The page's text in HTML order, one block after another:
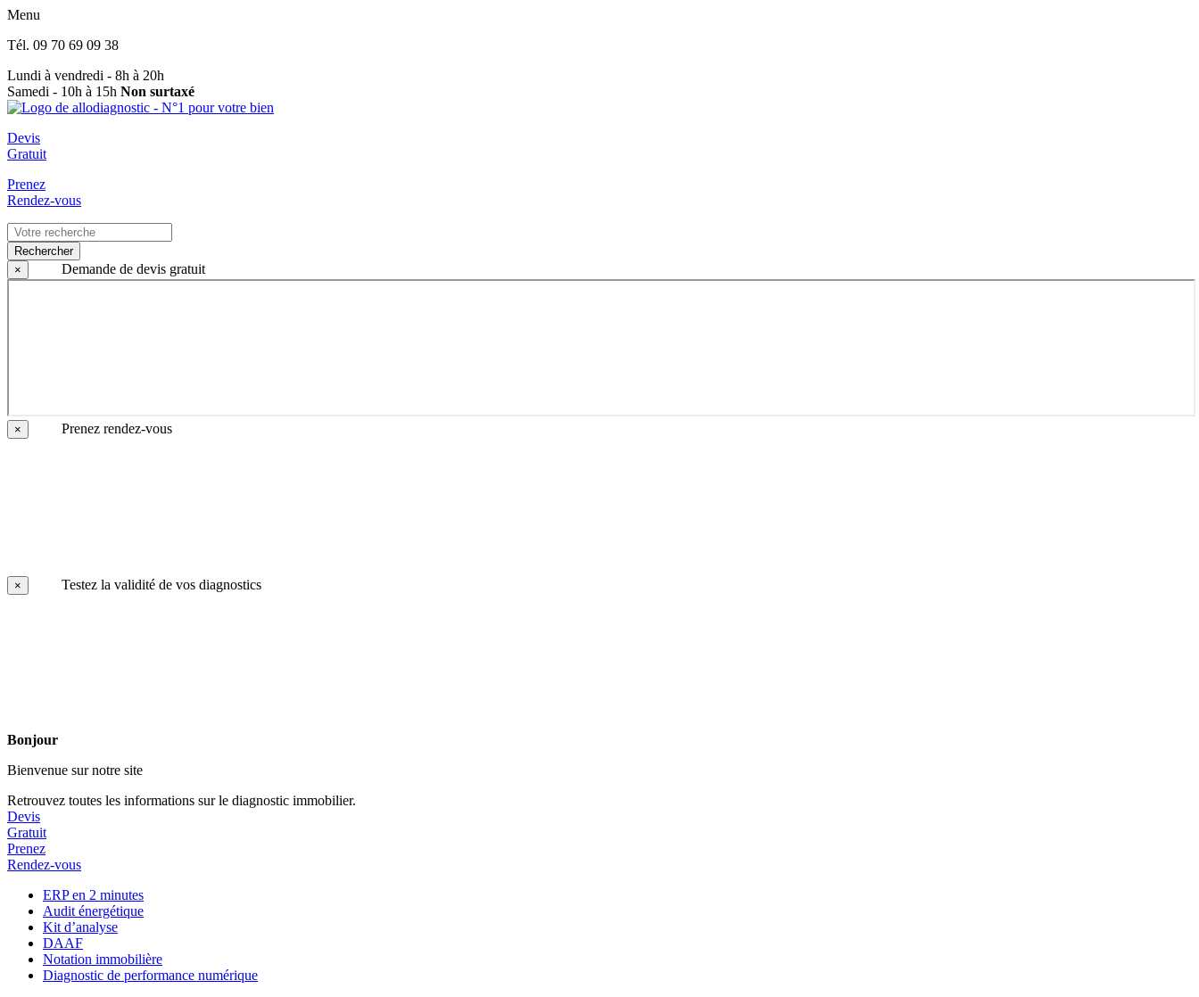
Menu
Tél. 09 70 69 09 38
Lundi à vendredi - 8h à 20h
Samedi - 10h à 15h Non surtaxé
Devis
Gratuit
Prenez
Rendez-vous
Rechercher
×
Demande de devis gratuit
× Prenez rendez-vous
× Testez la validité de vos diagnostics
Bonjour
Bienvenue sur notre site
Retrouvez toutes les informations sur le diagnostic immobilier.
Devis
Gratuit
Prenez
Rendez-vous
ERP en 2 minutes
Audit énergétique
Kit d’analyse
DAAF
Notation immobilière
Diagnostic de performance numérique